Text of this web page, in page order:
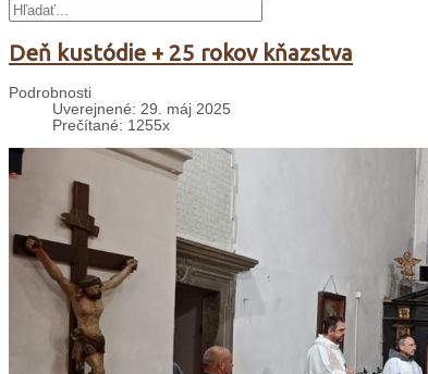
Deň kustódie + 25 rokov kňazstva
Podrobnosti
Uverejnené: 29. máj 2025
Prečítané: 1255x